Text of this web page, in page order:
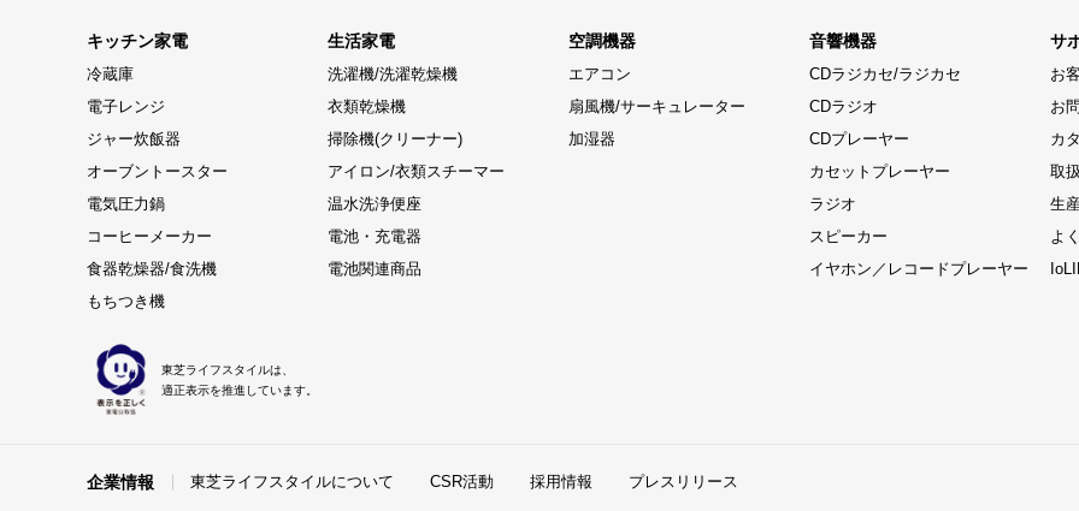
キッチン家電
冷蔵庫
電子レンジ
ジャー炊飯器
オーブントースター
電気圧力鍋
コーヒーメーカー
食器乾燥器/食洗機
もちつき機
生活家電
洗濯機/洗濯乾燥機
衣類乾燥機
掃除機(クリーナー)
アイロン/衣類スチーマー
温水洗浄便座
電池・充電器
電池関連商品
空調機器
エアコン
扇風機/サーキュレーター
加湿器
音響機器
CDラジカセ/ラジカセ
CDラジオ
CDプレーヤー
カセットプレーヤー
ラジオ
スピーカー
イヤホン／レコードプレーヤー
サ
お
お
カ
取
生
よ
東芝ライフスタイルは、
適正表示を推進しています。
企業情報 東芝ライフスタイルについて CSR活動 採用情報 プレスリリース